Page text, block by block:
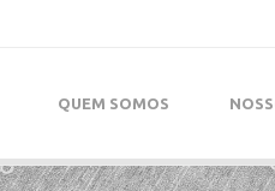
QUEM SOMOS